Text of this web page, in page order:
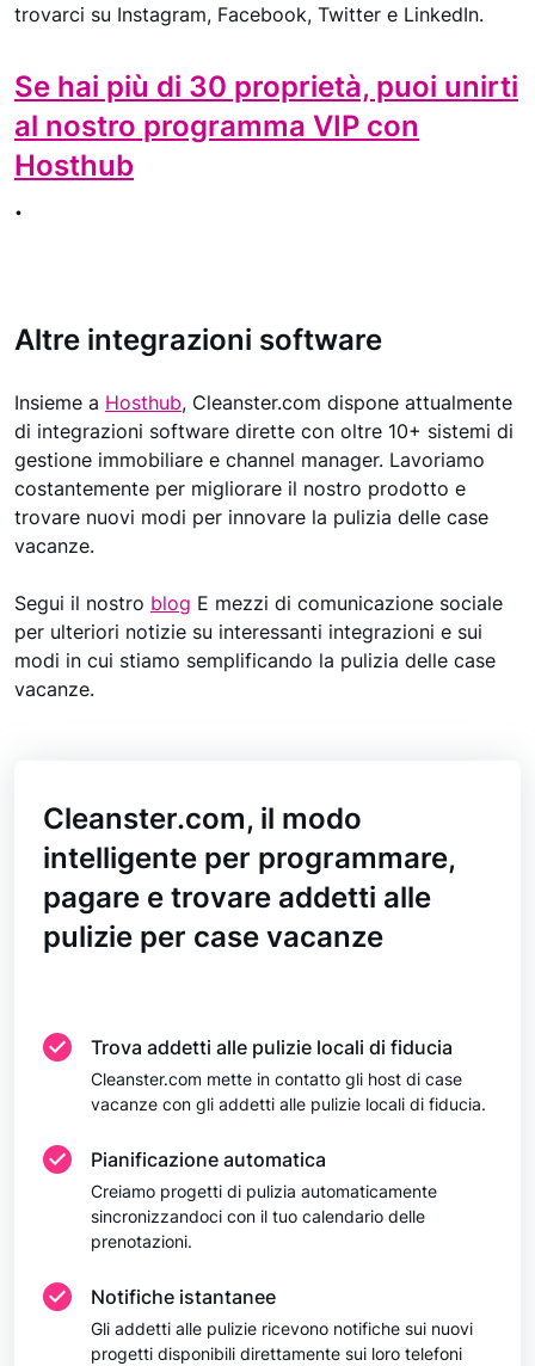
trovarci su Instagram, Facebook, Twitter e LinkedIn.
Se hai più di 30 proprietà, puoi unirti
al nostro programma VIP con
Hosthub
.
Altre integrazioni software
Insieme a Hosthub, Cleanster.com dispone attualmente
di integrazioni software dirette con oltre 10+ sistemi di
gestione immobiliare e channel manager. Lavoriamo
costantemente per migliorare il nostro prodotto e
trovare nuovi modi per innovare la pulizia delle case
vacanze.
Segui il nostro blog E mezzi di comunicazione sociale
per ulteriori notizie su interessanti integrazioni e sui
modi in cui stiamo semplificando la pulizia delle case
vacanze.
Cleanster.com, il modo
intelligente per programmare,
pagare e trovare addetti alle
pulizie per case vacanze
Trova addetti alle pulizie locali di fiducia
Cleanster.com mette in contatto gli host di case
vacanze con gli addetti alle pulizie locali di fiducia.
Pianificazione automatica
Creiamo progetti di pulizia automaticamente
sincronizzandoci con il tuo calendario delle
prenotazioni.
Notifiche istantanee
Gli addetti alle pulizie ricevono notifiche sui nuovi
progetti disponibili direttamente sui loro telefoni